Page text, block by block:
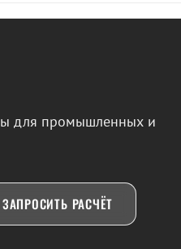
для промышленных и
ЗАПРОСИТЬ РАСЧЁТ